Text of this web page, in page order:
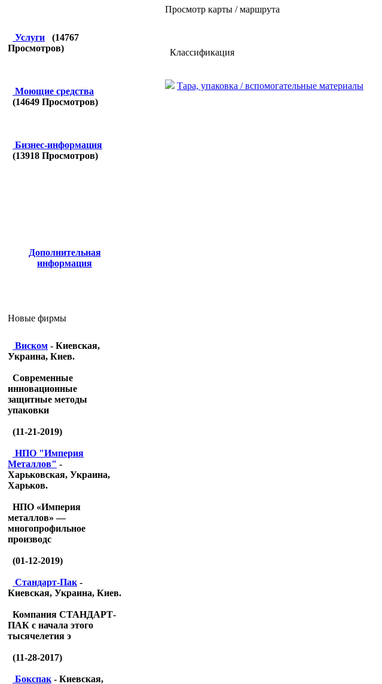
Услуги (14767
Просмотров)
Моющие средства
(14649 Просмотров)
Бизнес-информация
(13918 Просмотров)
Дополнительная
информация
Новые фирмы
Виском - Киевская,
Украина, Киев.
Современные
инновационные
защитные методы
упаковки
(11-21-2019)
НПО "Империя
Металлов" -
Харьковская, Украина,
Харьков.
НПО «Империя
металлов» —
многопрофильное
производс
(01-12-2019)
Стандарт-Пак -
Киевская, Украина, Киев.
Компания СТАНДАРТ-
ПАК с начала этого
тысячелетия э
(11-28-2017)
Бокспак - Киевская,
Просмотр карты / маршрута
Классификация
Тара, упаковка / вспомогательные материалы